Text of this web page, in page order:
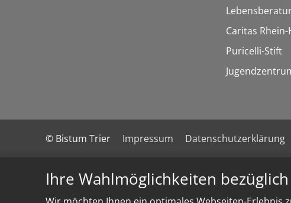
Ihre Wahlmöglichkeiten
Caritas
Puricelli-Stift
© Bistum Trier Impressum Datenschutzerklärung